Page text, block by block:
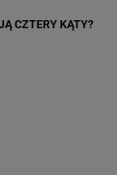
CZTERY KĄTY?